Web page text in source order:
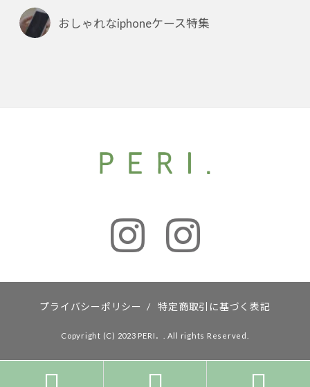
おしゃれなiphoneケース特集
プライバシーポリシー / 特定商取引に基づく表記
Copyright (C) 2023 PERI．. All rights Reserved.